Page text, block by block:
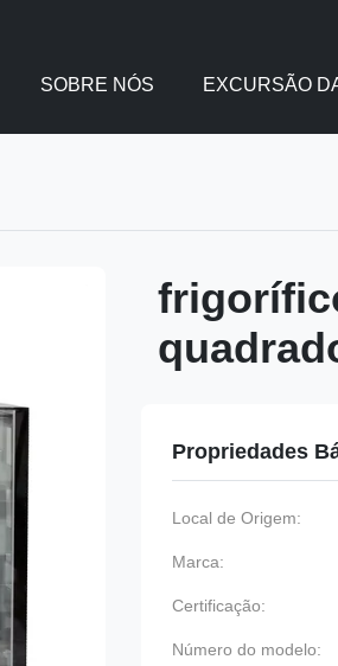
SOBRE NÓS EXCURSÃO
Propriedades
Local de Origem:
Marca:
Certificação:
Número do modelo: